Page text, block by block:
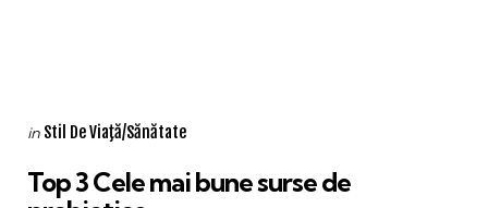
Categories
Posted
in Stil De Viaţă/Sănătate
Top 3 Cele mai bune surse de